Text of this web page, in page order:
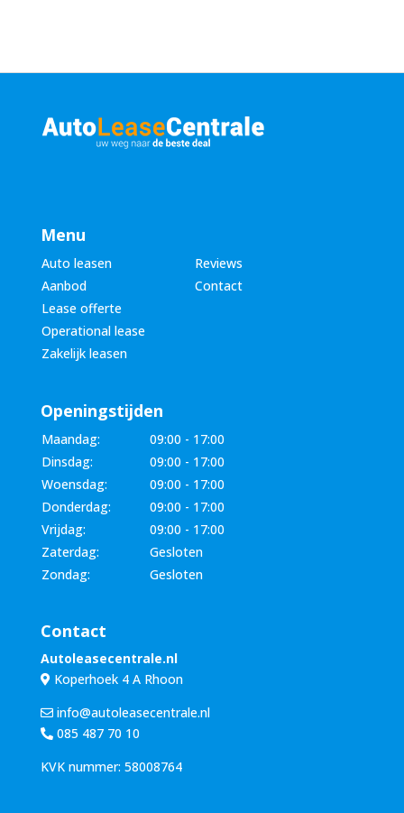
Menu
Auto leasen
Reviews
Aanbod
Contact
Lease offerte
Operational lease
Zakelijk leasen
Openingstijden
Maandag:
09:00 - 17:00
Dinsdag:
09:00 - 17:00
Woensdag:
09:00 - 17:00
Donderdag:
09:00 - 17:00
Vrijdag:
09:00 - 17:00
Zaterdag:
Gesloten
Zondag:
Gesloten
Contact
Autoleasecentrale.nl
Koperhoek 4 A Rhoon
info@autoleasecentrale.nl
085 487 70 10
KVK nummer: 58008764